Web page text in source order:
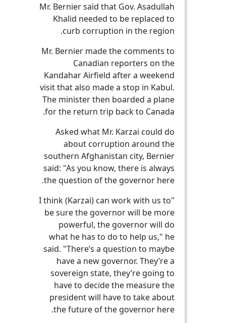
Mr. Bernier said that Gov. Asadullah
Khalid needed to be replaced to
curb corruption in the region.
Mr. Bernier made the comments to
Canadian reporters on the
Kandahar Airfield after a weekend
visit that also made a stop in Kabul.
The minister then boarded a plane
for the return trip back to Canada.
Asked what Mr. Karzai could do
about corruption around the
southern Afghanistan city, Bernier
said: "As you know, there is always
the question of the governor here.
"I think (Karzai) can work with us to
be sure the governor will be more
powerful, the governor will do
what he has to do to help us," he
said. "There’s a question to maybe
have a new governor. They’re a
sovereign state, they’re going to
have to decide the measure the
president will have to take about
the future of the governor here.